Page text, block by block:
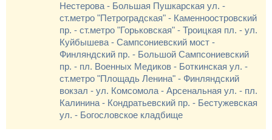
Нестерова - Большая Пушкарская ул. -
ст.метро "Петроградская" - Каменноостровский
пр. - ст.метро "Горьковская" - Троицкая пл. - ул.
Куйбышева - Сампсониевский мост -
Финляндский пр. - Большой Сампсониевский
пр. - пл. Военных Медиков - Боткинская ул. -
ст.метро "Площадь Ленина" - Финляндский
вокзал - ул. Комсомола - Арсенальная ул. - пл.
Калинина - Кондратьевский пр. - Бестужевская
ул. - Богословское кладбище